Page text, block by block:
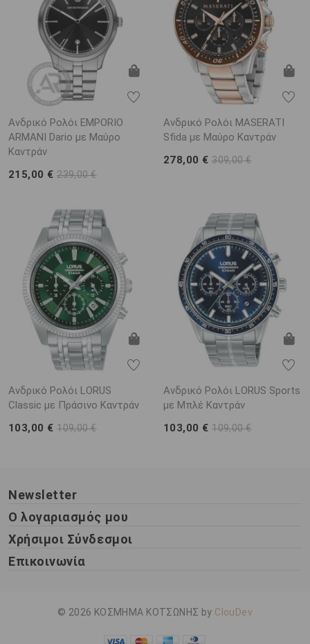
Ανδρικό Ρολόι EMPORIO
ARΜΑΝΙ Dario με Μαύρο
Καντράν
215,00 €239,00 €
Ανδρικό Ρολόι MASERATI
Sfida με Μαύρο Καντράν
278,00 €309,00 €
Ανδρικό Ρολόι LORUS
Classic με Πράσινο Καντράν
103,00 €109,00 €
Ανδρικό Ρολόι LORUS Sports
με Μπλέ Καντράν
103,00 €109,00 €
Newsletter
Ο λογαριασμός μου
Χρήσιμοι Σύνδεσμοι
Επικοινωνία
© 2026 ΚΟΣΜΗΜΑ ΚΟΤΣΩΝΗΣ by ClouDev